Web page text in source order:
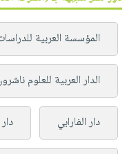
المؤسسة العربية
الدار العربية للعلوم
دار الفارابي